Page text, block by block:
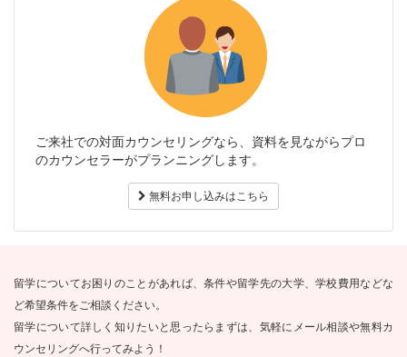
ご来社での対面カウンセリングなら、資料を見ながらプロ
のカウンセラーがプランニングします。
無料お申し込みはこちら
留学についてお困りのことがあれば、条件や留学先の大学、学校費用などな
ど希望条件をご相談ください。
留学について詳しく知りたいと思ったらまずは、気軽にメール相談や無料カ
ウンセリングへ行ってみよう！